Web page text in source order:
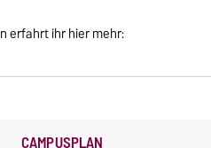
erfahrt ihr hier mehr:
CAMPUSPLAN